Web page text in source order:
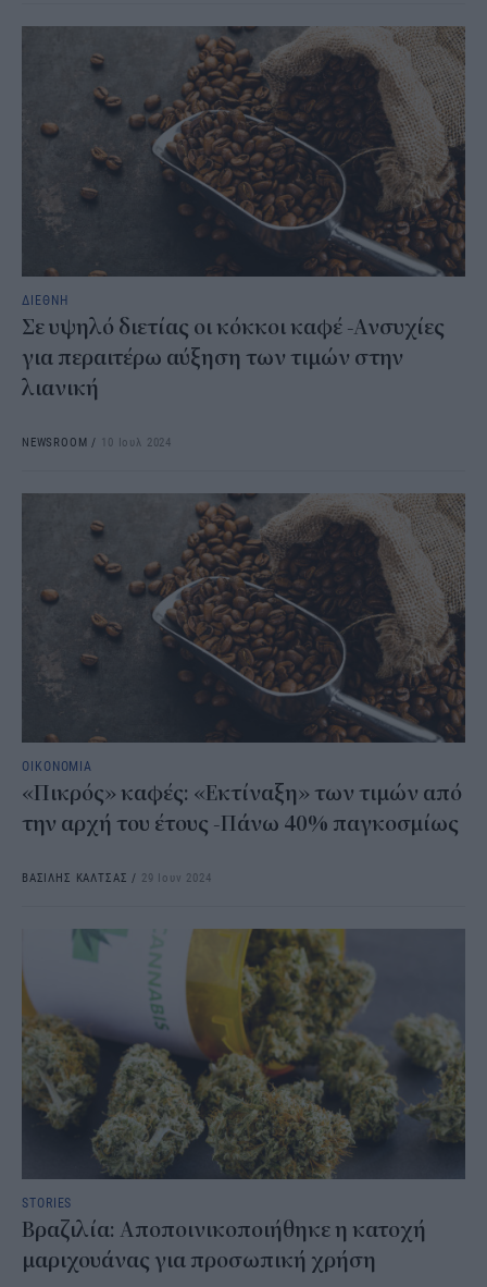
ΔΙΕΘΝΗ
Σε υψηλό διετίας οι κόκκοι καφέ -Ανσυχίες
για περαιτέρω αύξηση των τιμών στην
λιανική
NEWSROOM / 10 Ιουλ 2024
ΟΙΚΟΝΟΜΙΑ
«Πικρός» καφές: «Εκτίναξη» των τιμών από
την αρχή του έτους -Πάνω 40% παγκοσμίως
ΒΑΣΙΛΗΣ ΚΑΛΤΣΑΣ / 29 Ιουν 2024
STORIES
Βραζιλία: Αποποινικοποιήθηκε η κατοχή
μαριχουάνας για προσωπική χρήση